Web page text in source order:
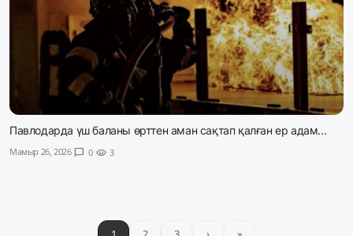
Павлодарда үш баланы өрттен аман сақтап қалған ер адам...
Мамыр 26, 2026 chat_bubble 0 visibility 3